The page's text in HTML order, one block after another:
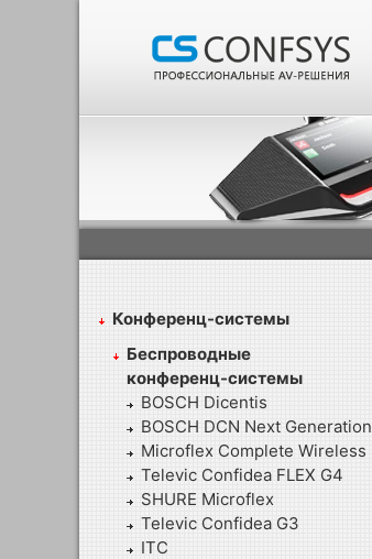
Конференц-системы
Беспроводные
конференц-системы
BOSCH Dicentis
BOSCH DCN Next Generation
Microflex Complete Wireless
Televic Confidea FLEX G4
SHURE Microflex
Televic Confidea G3
ITC